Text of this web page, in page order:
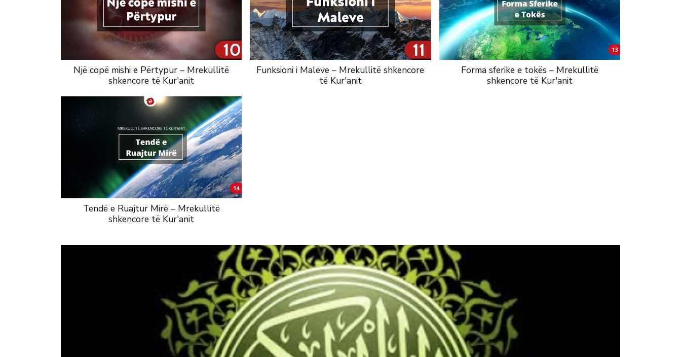
Një copë mishi e Përtypur – Mrekullitë
shkencore të Kur'anit
Funksioni i Maleve – Mrekullitë shkencore
të Kur'anit
Forma sferike e tokës – Mrekullitë
shkencore të Kur'anit
Tendë e Ruajtur Mirë – Mrekullitë
shkencore të Kur'anit